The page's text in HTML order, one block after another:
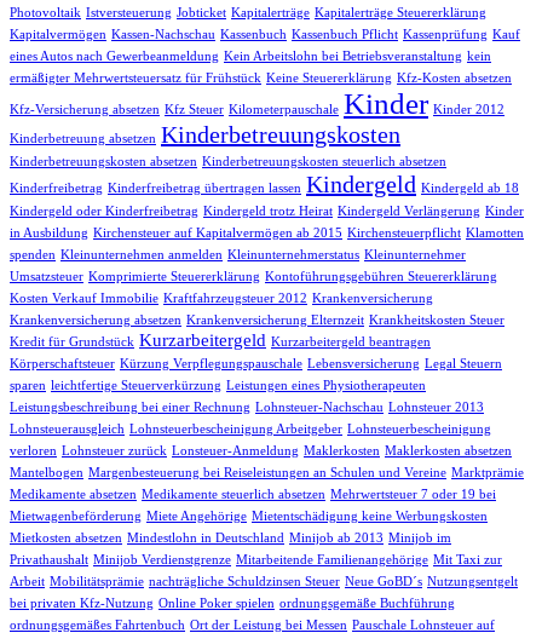
Photovoltaik Istversteuerung Jobticket Kapitalerträge Kapitalerträge Steuererklärung
Kapitalvermögen Kassen-Nachschau Kassenbuch Kassenbuch Pflicht Kassenprüfung Kauf
eines Autos nach Gewerbeanmeldung Kein Arbeitslohn bei Betriebsveranstaltung kein
ermäßigter Mehrwertsteuersatz für Frühstück Keine Steuererklärung Kfz-Kosten absetzen
Kfz-Versicherung absetzen Kfz Steuer Kilometerpauschale Kinder Kinder 2012
Kinderbetreuung absetzen Kinderbetreuungskosten
Kinderbetreuungskosten absetzen Kinderbetreuungskosten steuerlich absetzen
Kinderfreibetrag Kinderfreibetrag übertragen lassen Kindergeld Kindergeld ab 18
Kindergeld oder Kinderfreibetrag Kindergeld trotz Heirat Kindergeld Verlängerung Kinder
in Ausbildung Kirchensteuer auf Kapitalvermögen ab 2015 Kirchensteuerpflicht Klamotten
spenden Kleinunternehmen anmelden Kleinunternehmerstatus Kleinunternehmer
Umsatzsteuer Komprimierte Steuererklärung Kontoführungsgebühren Steuererklärung
Kosten Verkauf Immobilie Kraftfahrzeugsteuer 2012 Krankenversicherung
Krankenversicherung absetzen Krankenversicherung Elternzeit Krankheitskosten Steuer
Kredit für Grundstück Kurzarbeitergeld Kurzarbeitergeld beantragen
Körperschaftsteuer Kürzung Verpflegungspauschale Lebensversicherung Legal Steuern
sparen leichtfertige Steuerverkürzung Leistungen eines Physiotherapeuten
Leistungsbeschreibung bei einer Rechnung Lohnsteuer-Nachschau Lohnsteuer 2013
Lohnsteuerausgleich Lohnsteuerbescheinigung Arbeitgeber Lohnsteuerbescheinigung
verloren Lohnsteuer zurück Lonsteuer-Anmeldung Maklerkosten Maklerkosten absetzen
Mantelbogen Margenbesteuerung bei Reiseleistungen an Schulen und Vereine Marktprämie
Medikamente absetzen Medikamente steuerlich absetzen Mehrwertsteuer 7 oder 19 bei
Mietwagenbeförderung Miete Angehörige Mietentschädigung keine Werbungskosten
Mietkosten absetzen Mindestlohn in Deutschland Minijob ab 2013 Minijob im
Privathaushalt Minijob Verdienstgrenze Mitarbeitende Familienangehörige Mit Taxi zur
Arbeit Mobilitätsprämie nachträgliche Schuldzinsen Steuer Neue GoBD´s Nutzungsentgelt
bei privaten Kfz-Nutzung Online Poker spielen ordnungsgemäße Buchführung
ordnungsgemäßes Fahrtenbuch Ort der Leistung bei Messen Pauschale Lohnsteuer auf